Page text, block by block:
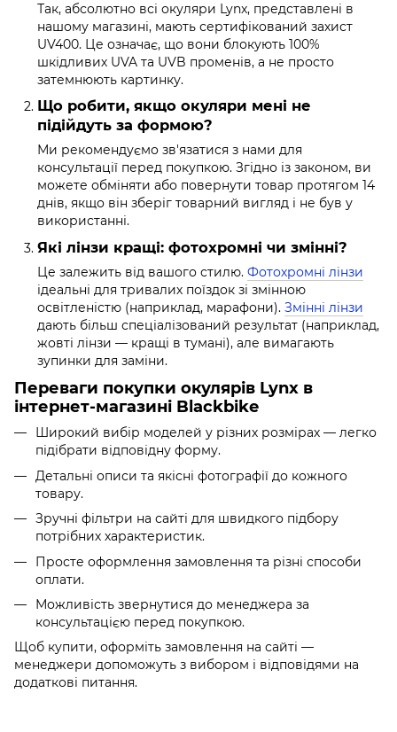
Так, абсолютно всі окуляри Lynx, представлені в
нашому магазині, мають сертифікований захист
UV400. Це означає, що вони блокують 100%
шкідливих UVA та UVB променів, а не просто
затемнюють картинку.
Що робити, якщо окуляри мені не
підійдуть за формою?
Ми рекомендуємо зв'язатися з нами для
консультації перед покупкою. Згідно із законом, ви
можете обміняти або повернути товар протягом 14
днів, якщо він зберіг товарний вигляд і не був у
використанні.
Які лінзи кращі: фотохромні чи змінні?
Це залежить від вашого стилю. Фотохромні лінзи
ідеальні для тривалих поїздок зі змінною
освітленістю (наприклад, марафони). Змінні лінзи
дають більш спеціалізований результат (наприклад,
жовті лінзи — кращі в тумані), але вимагають
зупинки для заміни.
Переваги покупки окулярів Lynx в
інтернет-магазині Blackbike
Широкий вибір моделей у різних розмірах — легко
підібрати відповідну форму.
Детальні описи та якісні фотографії до кожного
товару.
Зручні фільтри на сайті для швидкого підбору
потрібних характеристик.
Просте оформлення замовлення та різні способи
оплати.
Можливість звернутися до менеджера за
консультацією перед покупкою.
Щоб купити, оформіть замовлення на сайті —
менеджери допоможуть з вибором і відповідями на
додаткові питання.